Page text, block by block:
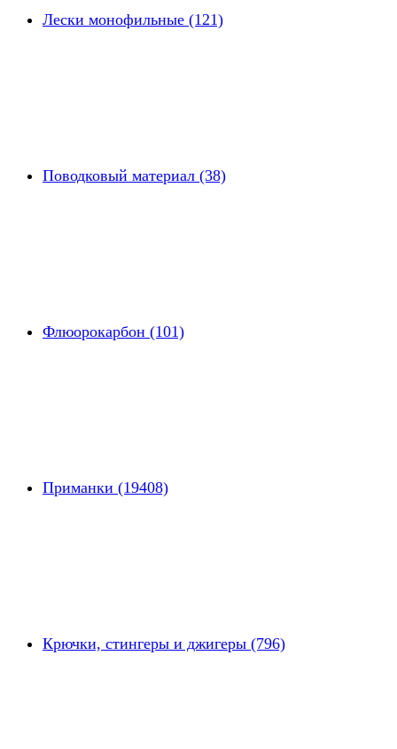
Лески монофильные (121)
Поводковый материал (38)
Флюорокарбон (101)
Приманки (19408)
Крючки, стингеры и джигеры (796)